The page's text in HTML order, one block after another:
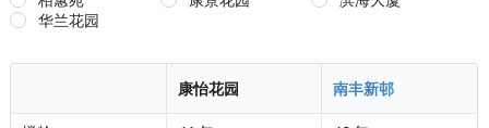
华兰花园
康怡花园 南丰新邨